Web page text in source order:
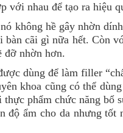
với nhau để tạo ra hiệu
không hề gây nhờn
cãi gì nữa hết. Còn
đỡ nhờn hơn.
dùng để làm filler
khoa cũng có thể
phẩm chức năng bổ
ẩm cho da nhưng tốt